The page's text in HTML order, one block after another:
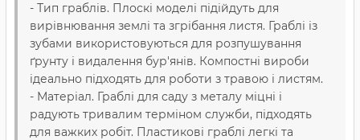
- Тип граблів. Плоскі моделі підійдуть для
вирівнювання землі та згрібання листя. Граблі із
зубами використовуються для розпушування
ґрунту і видалення бур'янів. Компостні вироби
ідеально підходять для роботи з травою і листям.
- Матеріал. Граблі для саду з металу міцні і
радують тривалим терміном служби, підходять
для важких робіт. Пластикові граблі легкі та